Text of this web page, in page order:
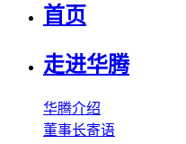
首页
走进华腾
华腾介绍
董事长寄语